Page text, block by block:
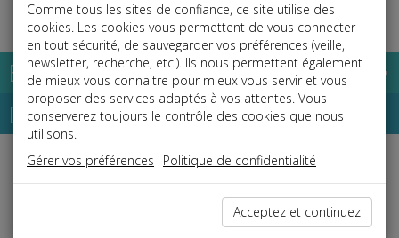
a
Base documentaire
Dépêches
Liste des dernières dépêches
Comme tous les sites de confiance, ce site utilise des
cookies. Les cookies vous permettent de vous connecter
en tout sécurité, de sauvegarder vos préférences (veille,
newsletter, recherche, etc.). Ils nous permettent également
de mieux vous connaitre pour mieux vous servir et vous
proposer des services adaptés à vos attentes. Vous
conserverez toujours le contrôle des cookies que nous
utilisons.
Gérer vos préférences
Politique de confidentialité
Acceptez et continuez